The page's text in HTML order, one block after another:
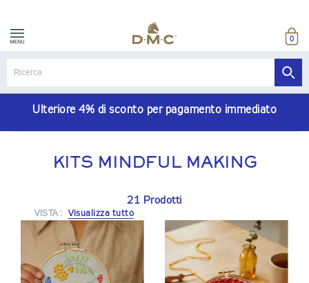
0
Ulteriore 4% di sconto per pagamento immediato
KITS MINDFUL MAKING
21 Prodotti
VISTA : Visualizza tutto